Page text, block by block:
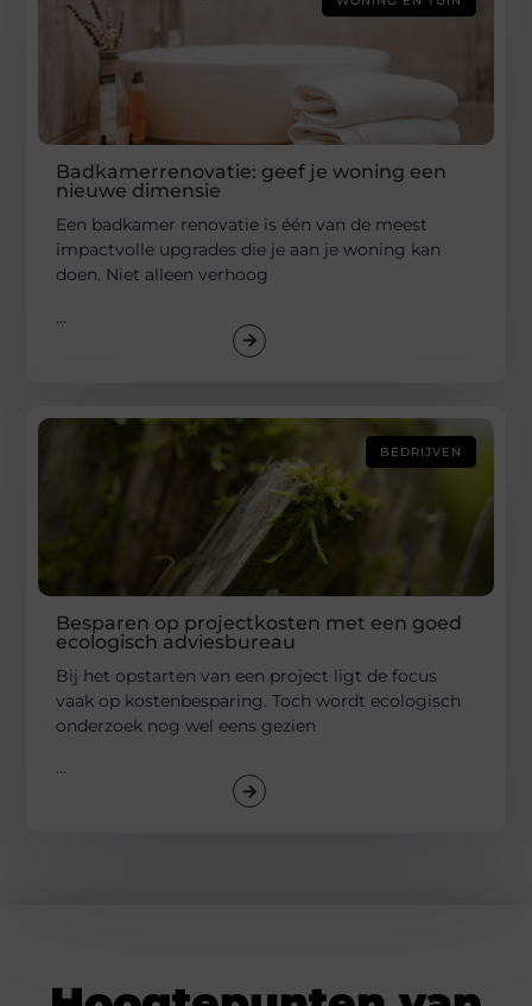
Badkamerrenovatie: geef je woning een
nieuwe dimensie
Een badkamer renovatie is één van de meest
impactvolle upgrades die je aan je woning kan
doen. Niet alleen verhoog
...
BEDRIJVEN
Besparen op projectkosten met een goed
ecologisch adviesbureau
Bij het opstarten van een project ligt de focus
vaak op kostenbesparing. Toch wordt ecologisch
onderzoek nog wel eens gezien
...